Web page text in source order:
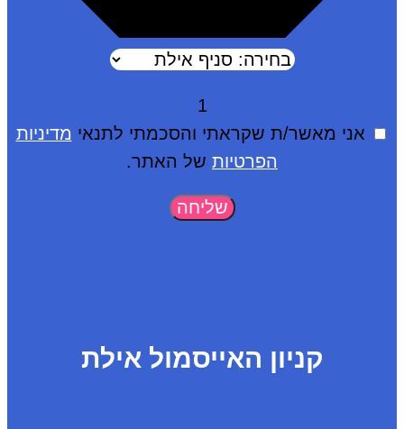
1
אני מאשר/ת שקראתי והסכמתי לתנאי מדיניות
הפרטיות של האתר.
שליחה
קניון האייסמול אילת